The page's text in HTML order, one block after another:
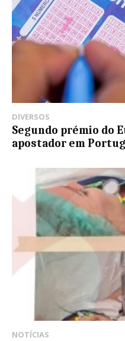
DIVERSOS
Segundo prémio do
apostador em
NOTÍCIAS